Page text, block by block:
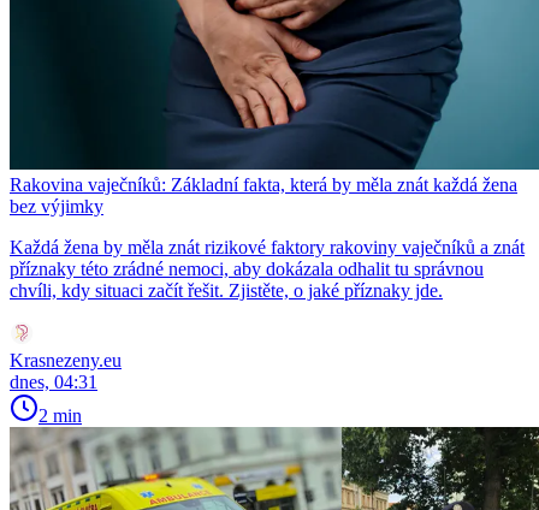
Rakovina vaječníků: Základní fakta, která by měla znát každá žena
bez výjimky
Každá žena by měla znát rizikové faktory rakoviny vaječníků a znát
příznaky této zrádné nemoci, aby dokázala odhalit tu správnou
chvíli, kdy situaci začít řešit. Zjistěte, o jaké příznaky jde.
Krasnezeny.eu
dnes, 04:31
2 min